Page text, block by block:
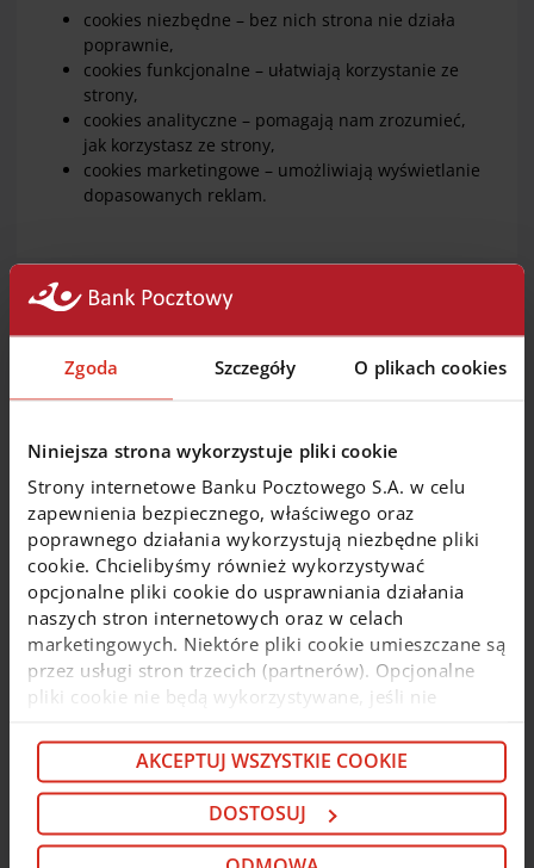
Zgoda Szczegóły O plikach cookies
Niniejsza strona wykorzystuje pliki cookie
Strony internetowe Banku Pocztowego S.A. w celu
zapewnienia bezpiecznego, właściwego oraz
poprawnego działania wykorzystują niezbędne pliki
cookie. Chcielibyśmy również wykorzystywać
opcjonalne pliki cookie do usprawniania działania
naszych stron internetowych oraz w celach
marketingowych. Niektóre pliki cookie umieszczane są
przez usługi stron trzecich (partnerów). Opcjonalne
pliki cookie nie będą wykorzystywane, jeśli nie
cookie i partnerach znajdziesz w kolejnych zakładkach
niniejszego komunikatu oraz wPolityce cookie. Jeśli
nie chcesz wyrażać zgody na cookie opcjonalne, kliknij
„Odmowa”. Jeśli chcesz dostosować swoje wybory,
kliknij „Dostosuj”. Jeśli zgadzasz się na instalację
AKCEPTUJ WSZYSTKIE COOKIE
DOSTOSUJ
cookies niezbędne – bez nich strona nie działa
poprawnie,
cookies funkcjonalne – ułatwiają korzystanie ze
strony,
cookies analityczne – pomagają nam zrozumieć,
jak korzystasz ze strony,
cookies marketingowe – umożliwiają wyświetlanie
dopasowanych reklam.
Cookiebot – Twoje centrum zarządzania
łatwo zarządzać zgodami na używanie plików cookies.
Przy pierwszej wizycie na stronie zobaczysz baner,
w którym możesz zaakceptować wszystkie cookies,
odrzucić je lub dostosować ustawienia.
Jeżeli chcesz zmienić ustawienia cookies w trakcie
korzystania ze stronykliknij tutaj.
cookies
Twoje zgody na używanie plików cookies są
przechowywane przez okres wskazany